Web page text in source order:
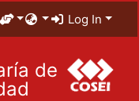
Log In
de